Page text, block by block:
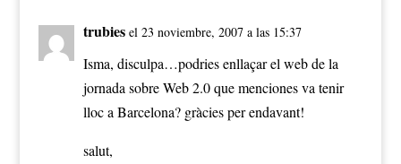
trubies el 23 noviembre, 2007 a las 15:37
Isma, disculpa…podries enllaçar el web de la
jornada sobre Web 2.0 que menciones va tenir
lloc a Barcelona? gràcies per endavant!
salut,